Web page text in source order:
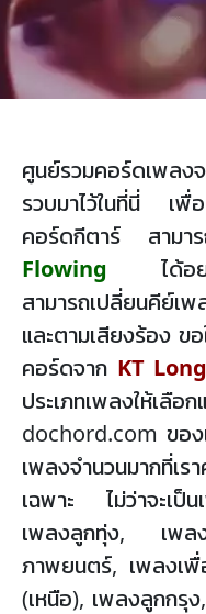
ศูนย์รวมคอร์ดเพลง
รวบมาไว้ในที่นี่ เพื่
คอร์ดกีตาร์ สามา
Flowing ได้อย่า
สามารถเปลี่ยนคีย์เ
และตามเสียงร้อง ข
คอร์ดจาก KT
ประเภทเพลงให้เ
dochord.com ของ
เพลงจำนวนมากที่เร
เฉพาะ ไม่ว่าจะเป็
เพลงลูกทุ่ง, เพ
ภาพยนตร์, เพลงเพื่
(เหนือ), เพลงลูกกรุ